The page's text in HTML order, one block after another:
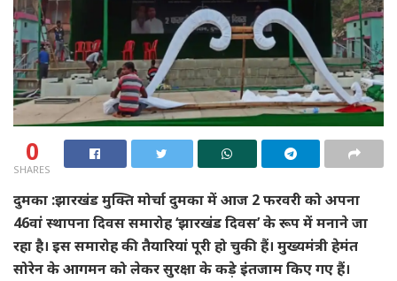
0
SHARES
दुमका :झारखंड मुक्ति मोर्चा दुमका में आज 2 फरवरी को अपना
46वां स्थापना दिवस समारोह ‘झारखंड दिवस’ के रूप में मनाने जा
रहा है। इस समारोह की तैयारियां पूरी हो चुकी हैं। मुख्यमंत्री हेमंत
सोरेन के आगमन को लेकर सुरक्षा के कड़े इंतजाम किए गए हैं।